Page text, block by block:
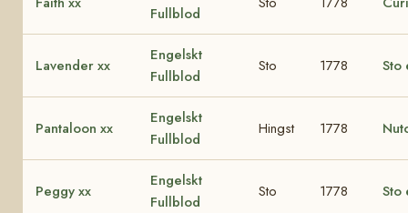
Fullblod
Lavender xx
Engelskt
Fullblod
Sto 1778 Sto
Pantaloon xx
Engelskt
Fullblod
Hingst 1778
Peggy xx
Engelskt
Fullblod
Sto 1778 Sto